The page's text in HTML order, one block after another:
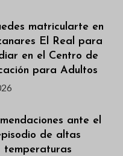
matricularte en
El Real para
en el Centro de
para Adultos
ante el
de altas
temperaturas